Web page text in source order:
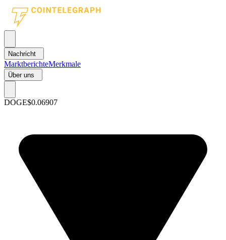
Nachricht
MarktberichteMerkmale
Über uns
DOGE$0.06907